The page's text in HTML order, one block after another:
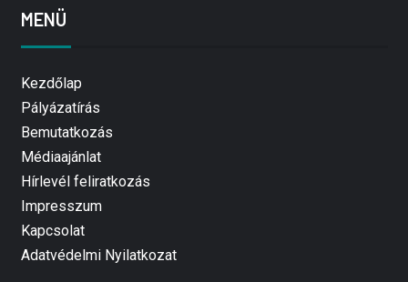
MENÜ
Kezdőlap
Pályázatírás
Bemutatkozás
Médiaajánlat
Hírlevél feliratkozás
Impresszum
Kapcsolat
Adatvédelmi Nyilatkozat